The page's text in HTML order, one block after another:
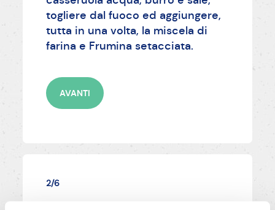
togliere dal fuoco ed aggiungere,
tutta in una volta, la miscela di
farina e Frumina setacciata.
AVANTI
2/6